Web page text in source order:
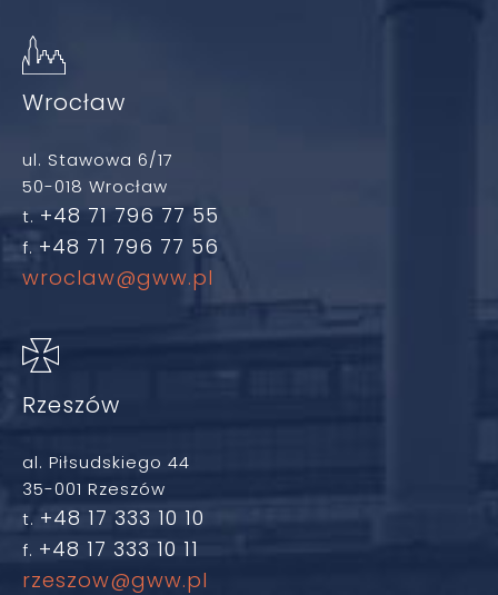
Wrocław
ul. Stawowa 6/17
50-018 Wrocław
t. +48 71 796 77 55
f. +48 71 796 77 56
wroclaw@gww.pl
Rzeszów
al. Piłsudskiego 44
35-001 Rzeszów
t. +48 17 333 10 10
f. +48 17 333 10 11
rzeszow@gww.pl